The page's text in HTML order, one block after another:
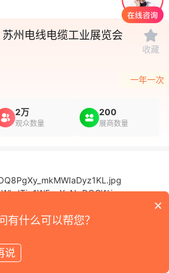
1/1
州电线电缆工业展览会
收藏
一年一次
2万
观众数量
200
展商数量
×
有什么可以帮您？
说